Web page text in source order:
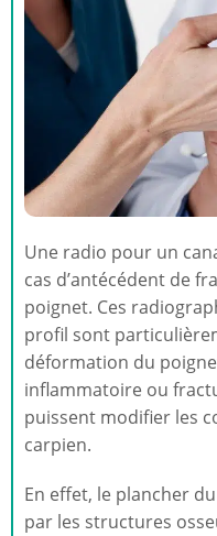
Une radio pour un
cas d’antécédent de
poignet. Ces
profil sont
déformation du
inflammatoire ou
puissent modifier les
carpien.
En effet, le plancher
par les structures